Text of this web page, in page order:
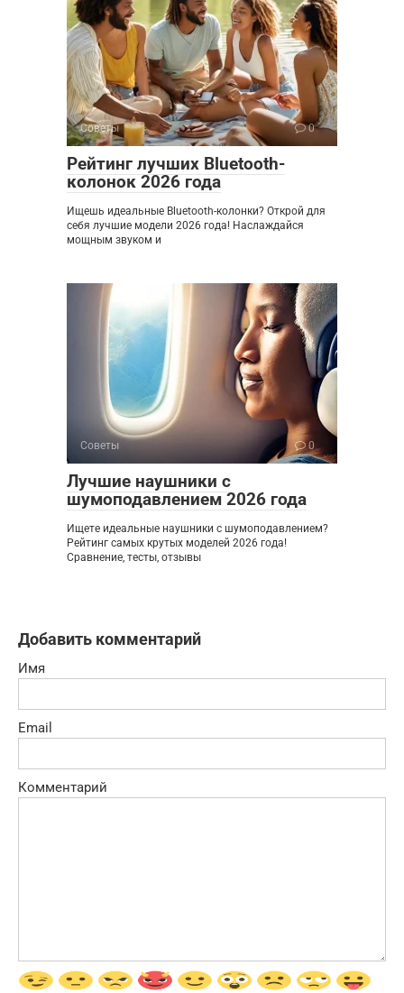
Советы 0
Рейтинг лучших Bluetooth-
колонок 2026 года
Ищешь идеальные Bluetooth-колонки? Открой для
себя лучшие модели 2026 года! Наслаждайся
мощным звуком и
Советы 0
Лучшие наушники с
шумоподавлением 2026 года
Ищете идеальные наушники с шумоподавлением?
Рейтинг самых крутых моделей 2026 года!
Сравнение, тесты, отзывы
Добавить комментарий
Имя
Email
Комментарий